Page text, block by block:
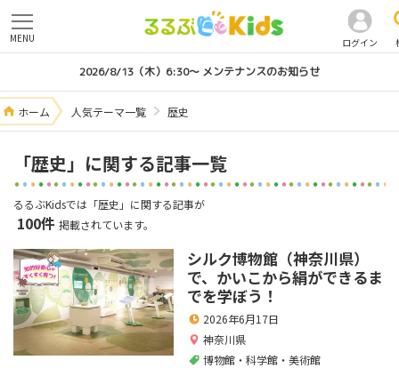
ログイン
MENU
2026/8/13（木）6:30～ メンテナンスのお知らせ
ホーム 人気テーマ一覧 歴史
「歴史」に関する記事一覧
るるぶKidsでは「歴史」に関する記事が
100件 掲載されています。
シルク博物館（神奈川県）
で、かいこから絹ができるま
でを学ぼう！
2026年6月17日
神奈川県
博物館・科学館・美術館